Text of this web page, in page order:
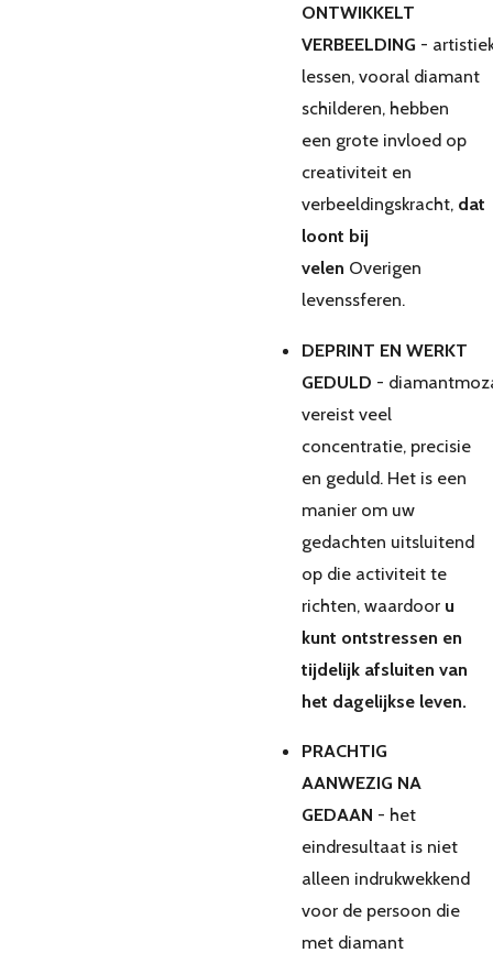
ONTWIKKELT
VERBEELDING -
lessen, vooral diamant
schilderen, hebben
een grote invloed op
creativiteit en
verbeeldingskracht, dat
loont bij
velen Overigen
levenssferen.
DEPRINT EN WERKT
GEDULD -
vereist veel
concentratie, precisie
en geduld. Het is een
manier om uw
gedachten uitsluitend
op die activiteit te
richten, waardoor u
kunt ontstressen en
tijdelijk afsluiten van
het dagelijkse leven.
PRACHTIG
AANWEZIG NA
GEDAAN - het
eindresultaat is niet
alleen indrukwekkend
voor de persoon die
met diamant